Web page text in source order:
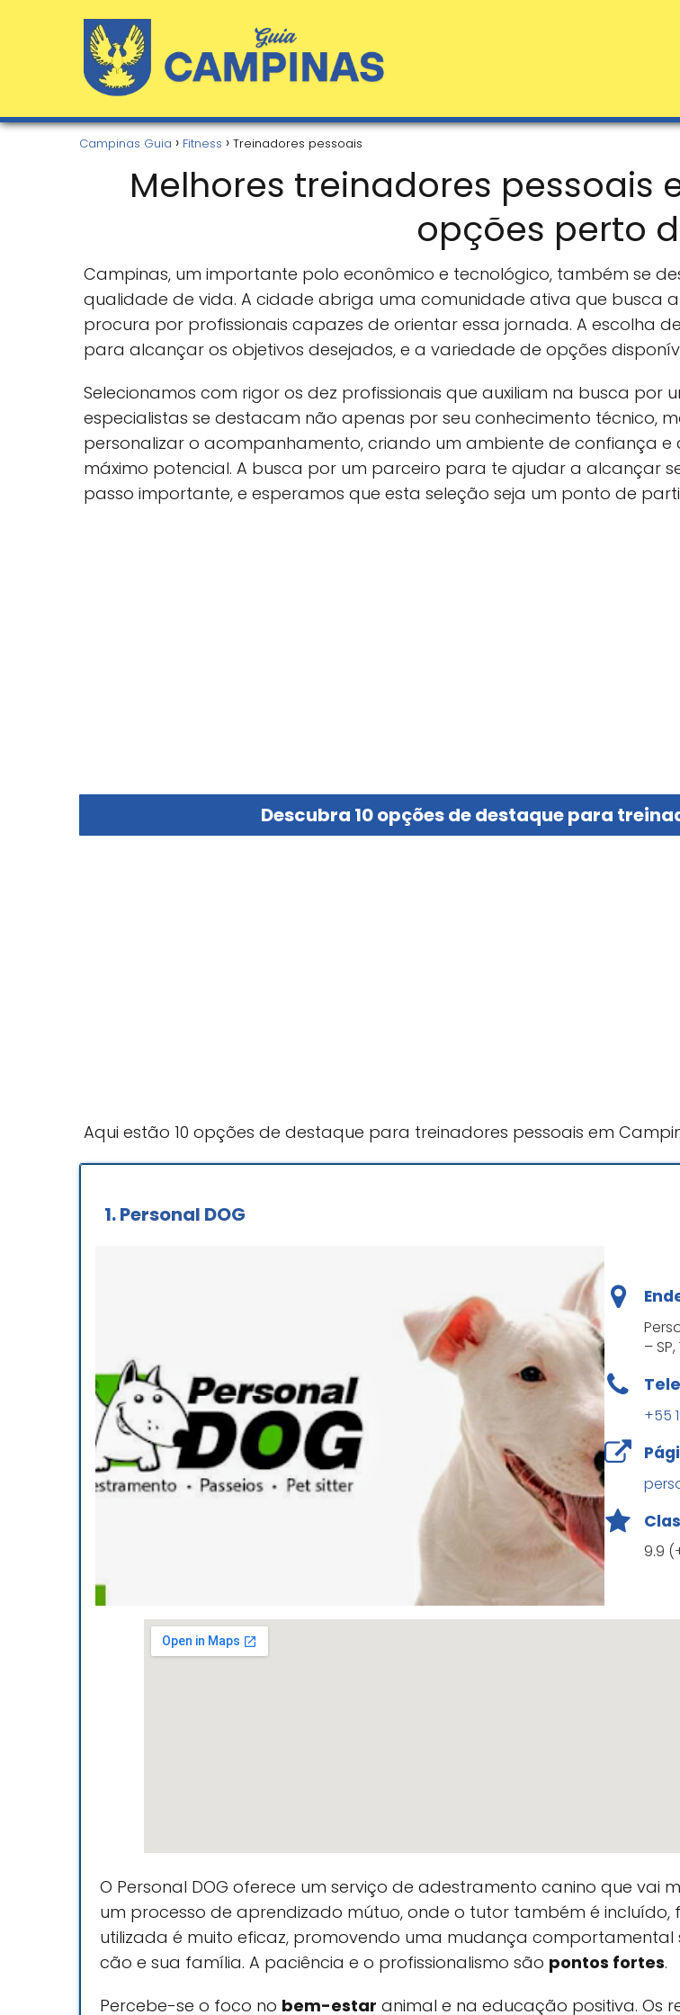
Campinas Guia Fitness Treinadores pessoais
Melhores treinadores pessoais
opções perto
Campinas, um importante polo econômico e tecnológico, também se
qualidade de vida. A cidade abriga uma comunidade ativa que busca
procura por profissionais capazes de orientar essa jornada. A escolha
para alcançar os objetivos desejados, e a variedade de opções
Selecionamos com rigor os dez profissionais que auxiliam na busca por
especialistas se destacam não apenas por seu conhecimento técnico,
personalizar o acompanhamento, criando um ambiente de confiança
máximo potencial. A busca por um parceiro para te ajudar a alcançar
passo importante, e esperamos que esta seleção seja um ponto de
Descubra 10 opções de destaque para
Aqui estão 10 opções de destaque para treinadores pessoais em
1.Personal DOG
–
+55
9.9
O Personal DOG oferece um serviço de adestramento canino que vai
um processo de aprendizado mútuo, onde o tutor também é
utilizada é muito eficaz, promovendo uma mudança comportamental
cão e sua família. A paciência e o profissionalismo são pontos fortes.
Percebe-se o foco no bem-estar animal e na educação positiva. Os